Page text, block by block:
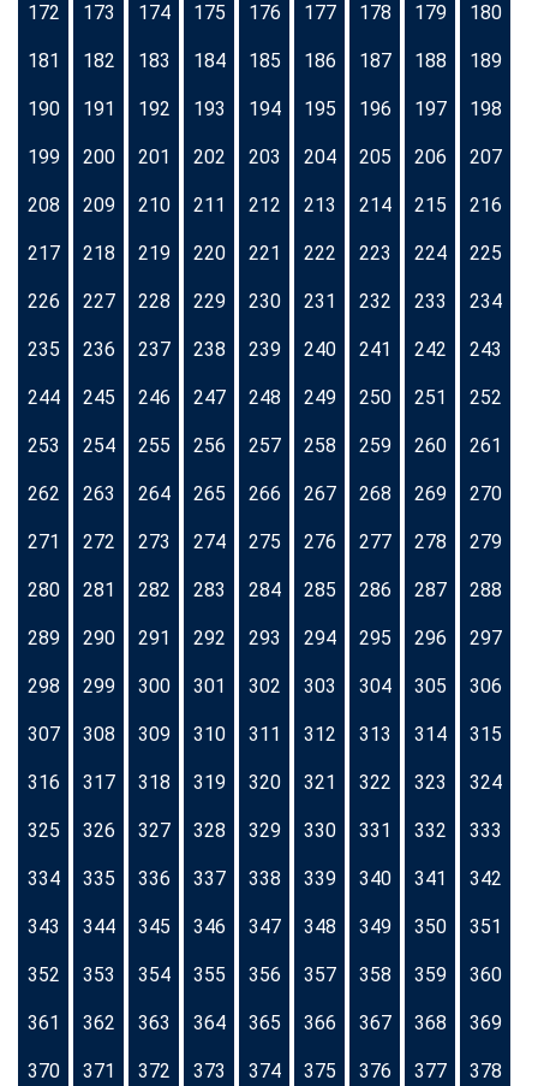
172 173 174 175 176 177 178 179 180
181 182 183 184 185 186 187 188 189
190 191 192 193 194 195 196 197 198
199 200 201 202 203 204 205 206 207
208 209 210 211 212 213 214 215 216
217 218 219 220 221 222 223 224 225
226 227 228 229 230 231 232 233 234
235 236 237 238 239 240 241 242 243
244 245 246 247 248 249 250 251 252
253 254 255 256 257 258 259 260 261
262 263 264 265 266 267 268 269 270
271 272 273 274 275 276 277 278 279
280 281 282 283 284 285 286 287 288
289 290 291 292 293 294 295 296 297
298 299 300 301 302 303 304 305 306
307 308 309 310 311 312 313 314 315
316 317 318 319 320 321 322 323 324
325 326 327 328 329 330 331 332 333
334 335 336 337 338 339 340 341 342
343 344 345 346 347 348 349 350 351
352 353 354 355 356 357 358 359 360
361 362 363 364 365 366 367 368 369
370 371 372 373 374 375 376 377 378